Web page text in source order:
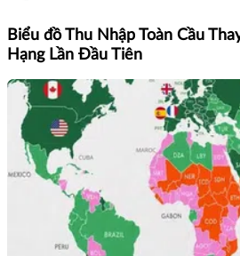
Biểu đồ Thu Nhập Toàn Cầu
Hạng Lần Đầu Tiên